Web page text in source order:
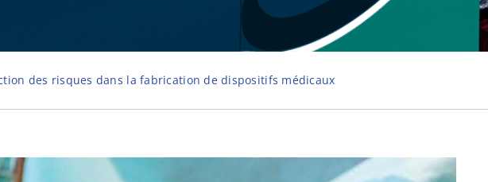
des risques dans la fabrication de dispositifs médicaux